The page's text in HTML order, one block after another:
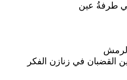
طرفةُ عين
القضبان في زنازن الفكر